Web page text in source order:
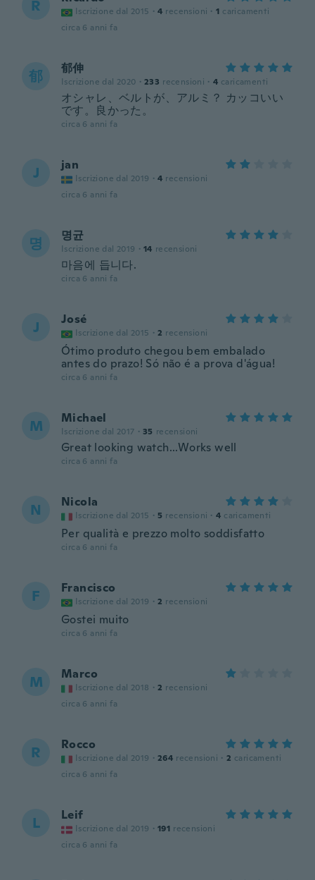
R Iscrizione dal 2015 · 4 recensioni · 1 caricamenti
circa 6 anni fa
郁 郁伸
Iscrizione dal 2020 · 233 recensioni · 4 caricamenti
オシャレ、ベルトが、アルミ？ カッコいい
です。良かった。
circa 6 anni fa
J jan
Iscrizione dal 2019 · 4 recensioni
circa 6 anni fa
명 명균
Iscrizione dal 2019 · 14 recensioni
마음에 듭니다.
circa 6 anni fa
J José
Iscrizione dal 2015 · 2 recensioni
Ótimo produto chegou bem embalado
antes do prazo! Só não é a prova d'água!
circa 6 anni fa
M Michael
Iscrizione dal 2017 · 35 recensioni
Great looking watch...Works well
circa 6 anni fa
N Nicola
Iscrizione dal 2015 · 5 recensioni · 4 caricamenti
Per qualità e prezzo molto soddisfatto
circa 6 anni fa
F Francisco
Iscrizione dal 2019 · 2 recensioni
Gostei muito
circa 6 anni fa
M Marco
Iscrizione dal 2018 · 2 recensioni
circa 6 anni fa
R Rocco
Iscrizione dal 2019 · 264 recensioni · 2 caricamenti
circa 6 anni fa
L Leif
Iscrizione dal 2019 · 191 recensioni
circa 6 anni fa